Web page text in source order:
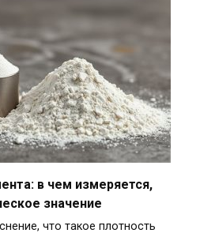
в чем измеряется,
значение
что такое плотность